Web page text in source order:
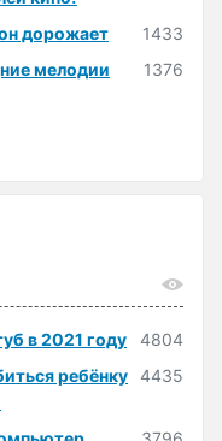
дорожает
1433
мелодии
1376
в 2021 году
4804
ребёнку 4435